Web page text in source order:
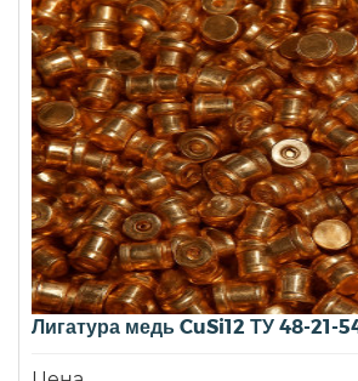
Лигатура медь CuSi12 ТУ 48-21-